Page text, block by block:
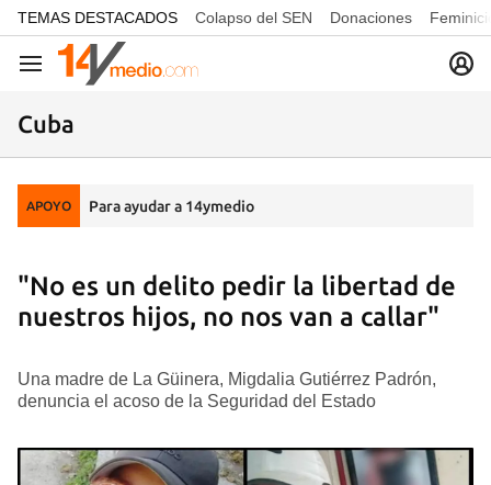
common.go-to-content
TEMAS DESTACADOS Colapso del SEN Donaciones
Navegación
Cuba
APOYO Para ayudar a 14ymedio
"No es un delito pedir la libertad de
nuestros hijos, no nos van a callar"
Una madre de La Güinera, Migdalia Gutiérrez Padrón,
denuncia el acoso de la Seguridad del Estado